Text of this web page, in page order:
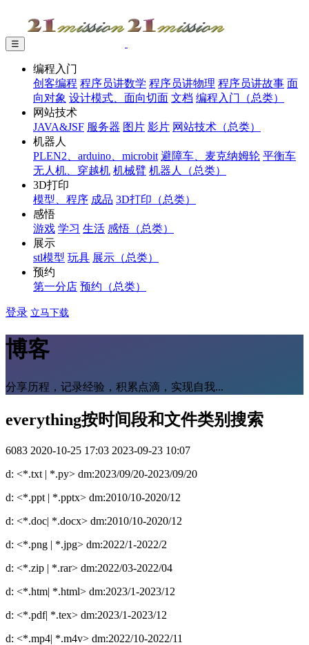
☰
编程入门
创客编程 程序员讲数学 程序员讲物理 程序员讲故事 面
向对象 设计模式、面向切面 文档 编程入门（总类）
网站技术
JAVA&JSF 服务器 图片 影片 网站技术（总类）
机器人
PLEN2、arduino、microbit 避障车、麦克纳姆轮 平衡车
无人机、穿越机 机械臂 机器人（总类）
3D打印
模型、程序 成品 3D打印（总类）
感悟
游戏 学习 生活 感悟（总类）
展示
stl模型 玩具 展示（总类）
预约
第一分店 预约（总类）
登录 立马下载
博客
分享历程，记录经验，积累点滴，实现自我...
everything按时间段和文件类别搜索
6083 2020-10-25 17:03 2023-09-23 10:07
d: <*.txt | *.py> dm:2023/09/20-2023/09/20
d: <*.ppt | *.pptx> dm:2010/10-2020/12
d: <*.doc| *.docx> dm:2010/10-2020/12
d: <*.png | *.jpg> dm:2022/1-2022/2
d: <*.zip | *.rar> dm:2022/03-2022/04
d: <*.htm| *.html> dm:2023/1-2023/12
d: <*.pdf| *.tex> dm:2023/1-2023/12
d: <*.mp4| *.m4v> dm:2022/10-2022/11